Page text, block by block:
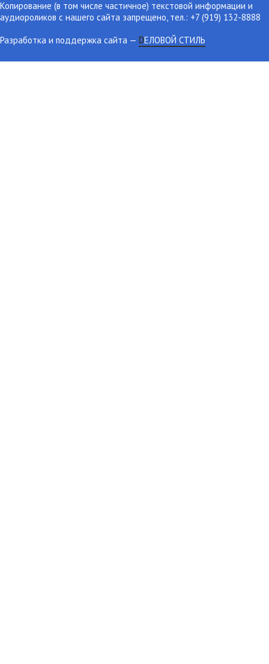
Копирование (в том числе частичное) текстовой информации и
аудиороликов с нашего сайта запрещено, тел.: +7 (919) 132-8888
Разработка и поддержка сайта — DЕЛОВОЙ СТИЛЬ